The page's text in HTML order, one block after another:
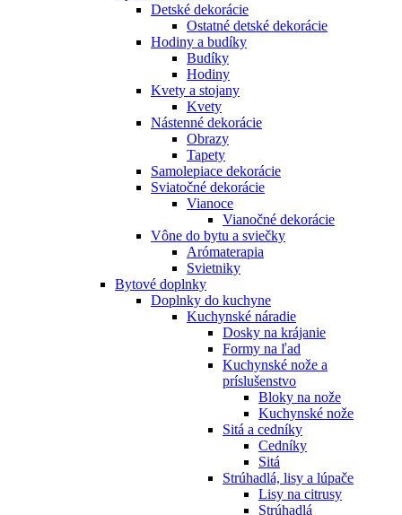
Detské dekorácie
Ostatné detské dekorácie
Hodiny a budíky
Budíky
Hodiny
Kvety a stojany
Kvety
Nástenné dekorácie
Obrazy
Tapety
Samolepiace dekorácie
Sviatočné dekorácie
Vianoce
Vianočné dekorácie
Vône do bytu a sviečky
Arómaterapia
Svietniky
Bytové doplnky
Doplnky do kuchyne
Kuchynské náradie
Dosky na krájanie
Formy na ľad
Kuchynské nože a
príslušenstvo
Bloky na nože
Kuchynské nože
Sitá a cedníky
Cedníky
Sitá
Strúhadlá, lisy a lúpače
Lisy na citrusy
Strúhadlá